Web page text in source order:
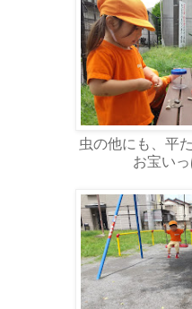
虫の他にも、平
お宝い